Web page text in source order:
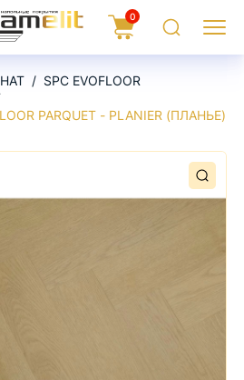
На
Корзина
0
ПоискМеню
SPC EVOFLOOR
PARQUET - PLANIER (ПЛАНЬЕ)